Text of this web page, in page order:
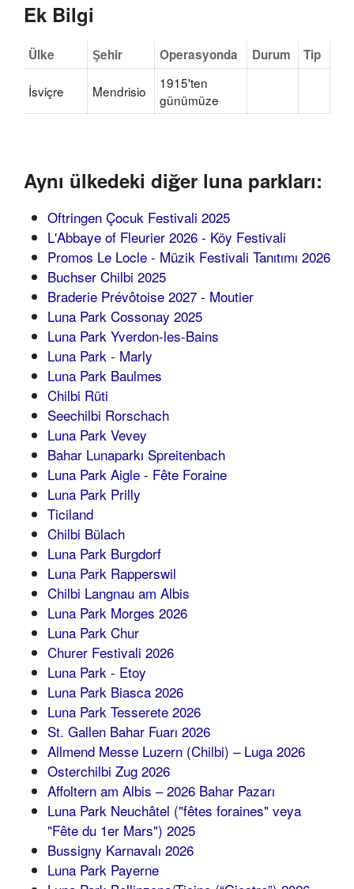
Ek Bilgi
Ülke Şehir Operasyonda Durum Tip
İsviçre Mendrisio
1915'ten
günümüze
Aynı ülkedeki diğer luna parkları:
Oftringen Çocuk Festivali 2025
L'Abbaye of Fleurier 2026 - Köy Festivali
Promos Le Locle - Müzik Festivali Tanıtımı 2026
Buchser Chilbi 2025
Braderie Prévôtoise 2027 - Moutier
Luna Park Cossonay 2025
Luna Park Yverdon-les-Bains
Luna Park - Marly
Luna Park Baulmes
Chilbi Rüti
Seechilbi Rorschach
Luna Park Vevey
Bahar Lunaparkı Spreitenbach
Luna Park Aigle - Fête Foraine
Luna Park Prilly
Ticiland
Chilbi Bülach
Luna Park Burgdorf
Luna Park Rapperswil
Chilbi Langnau am Albis
Luna Park Morges 2026
Luna Park Chur
Churer Festivali 2026
Luna Park - Etoy
Luna Park Biasca 2026
Luna Park Tesserete 2026
St. Gallen Bahar Fuarı 2026
Allmend Messe Luzern (Chilbi) – Luga 2026
Osterchilbi Zug 2026
Affoltern am Albis – 2026 Bahar Pazarı
Luna Park Neuchâtel ("fêtes foraines" veya
"Fête du 1er Mars") 2025
Bussigny Karnavalı 2026
Luna Park Payerne